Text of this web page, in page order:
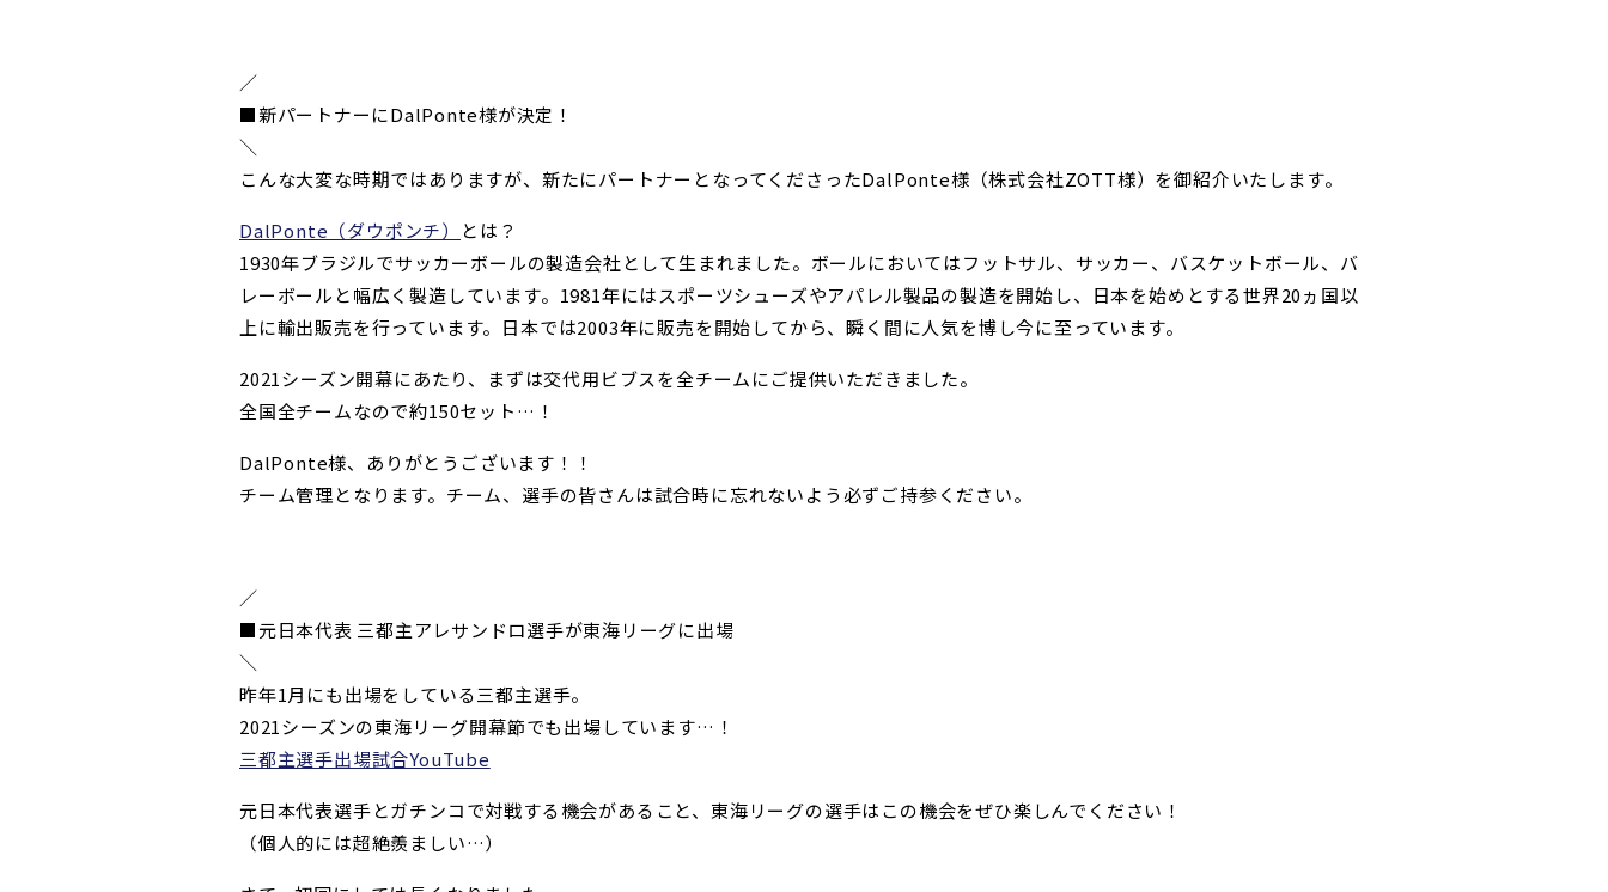
／
■新パートナーにDalPonte様が決定！
＼
こんな大変な時期ではありますが、新たにパートナーとなってくださったDalPonte様（株式会社ZOTT様）を御紹介いたします。
DalPonte（ダウポンチ）
とは？
1930年ブラジルでサッカーボールの製造会社として生まれました。ボールにおいてはフットサル、サッカー、バスケットボール、バ
レーボールと幅広く製造しています。1981年にはスポーツシューズやアパレル製品の製造を開始し、日本を始めとする世界20ヵ国以
上に輸出販売を行っています。日本では2003年に販売を開始してから、瞬く間に人気を博し今に至っています。
2021シーズン開幕にあたり、まずは交代用ビブスを全チームにご提供いただきました。
全国全チームなので約150セット…！
DalPonte様、ありがとうございます！！
チーム管理となります。チーム、選手の皆さんは試合時に忘れないよう必ずご持参ください。
／
■元日本代表 三都主アレサンドロ選手が東海リーグに出場
＼
昨年1月にも出場をしている三都主選手。
2021シーズンの東海リーグ開幕節でも出場しています…！
三都主選手出場試合YouTube
元日本代表選手とガチンコで対戦する機会があること、東海リーグの選手はこの機会をぜひ楽しんでください！
（個人的には超絶羨ましい…）